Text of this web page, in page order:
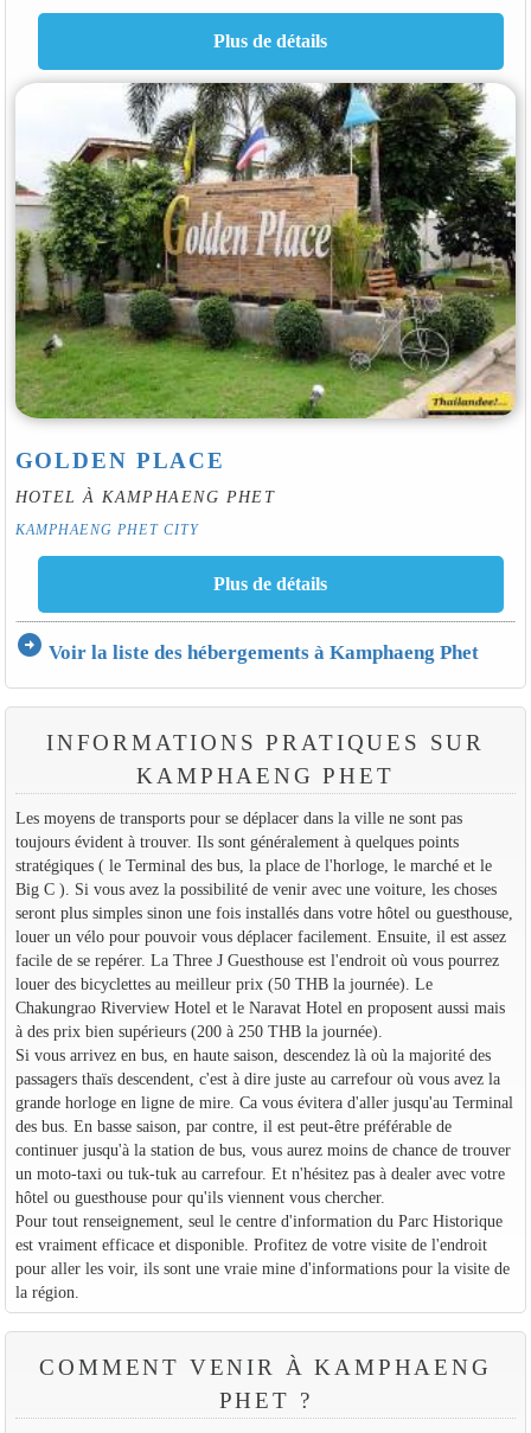
GOLDEN PLACE
HOTEL À KAMPHAENG PHET
KAMPHAENG PHET CITY
arrow_circle_right Voir la liste des hébergements à Kamphaeng Phet
INFORMATIONS PRATIQUES SUR
KAMPHAENG PHET
Les moyens de transports pour se déplacer dans la ville ne sont pas
toujours évident à trouver. Ils sont généralement à quelques points
stratégiques ( le Terminal des bus, la place de l'horloge, le marché et le
Big C ). Si vous avez la possibilité de venir avec une voiture, les choses
seront plus simples sinon une fois installés dans votre hôtel ou guesthouse,
louer un vélo pour pouvoir vous déplacer facilement. Ensuite, il est assez
facile de se repérer. La Three J Guesthouse est l'endroit où vous pourrez
louer des bicyclettes au meilleur prix (50 THB la journée). Le
Chakungrao Riverview Hotel et le Naravat Hotel en proposent aussi mais
à des prix bien supérieurs (200 à 250 THB la journée).
Si vous arrivez en bus, en haute saison, descendez là où la majorité des
passagers thaïs descendent, c'est à dire juste au carrefour où vous avez la
grande horloge en ligne de mire. Ca vous évitera d'aller jusqu'au Terminal
des bus. En basse saison, par contre, il est peut-être préférable de
continuer jusqu'à la station de bus, vous aurez moins de chance de trouver
un moto-taxi ou tuk-tuk au carrefour. Et n'hésitez pas à dealer avec votre
hôtel ou guesthouse pour qu'ils viennent vous chercher.
Pour tout renseignement, seul le centre d'information du Parc Historique
est vraiment efficace et disponible. Profitez de votre visite de l'endroit
pour aller les voir, ils sont une vraie mine d'informations pour la visite de
la région.
COMMENT VENIR À KAMPHAENG
PHET ?